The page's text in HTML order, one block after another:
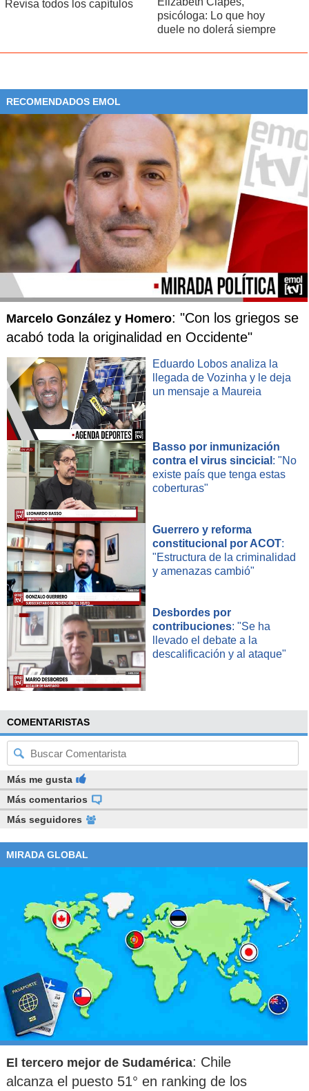
Revisa todos los capítulos
psicóloga: Lo que hoy
duele no dolerá siempre
RECOMENDADOS EMOL
Marcelo González y Homero: "Con los griegos se
acabó toda la originalidad en Occidente"
Eduardo Lobos analiza la
llegada de Vozinha y le deja
un mensaje a Maureia
Basso por inmunización
contra el virus sincicial : "No
existe país que tenga estas
coberturas"
Guerrero y reforma
constitucional por ACOT:
"Estructura de la criminalidad
y amenazas cambió"
Desbordes por
contribuciones: "Se ha
llevado el debate a la
descalificación y al ataque"
COMENTARISTAS
Más me gusta
Más comentarios
Más seguidores
MIRADA GLOBAL
El tercero mejor de Sudamérica: Chile
alcanza el puesto 51° en ranking de los